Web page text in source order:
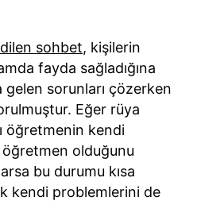
sohbet, kişilerin
fayda sağladığına
gelen sorunları çözerken
Eğer rüya
öğretmenin kendi
olduğunu
bu durumu kısa
kendi problemlerini de